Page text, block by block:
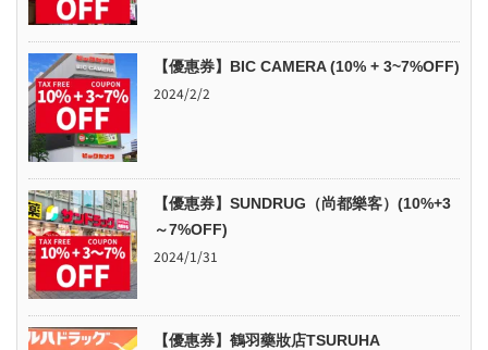
【優惠券】BIC CAMERA (10% + 3~7%OFF)
2024/2/2
【優惠券】SUNDRUG（尚都樂客）(10%+3
～7%OFF)
2024/1/31
【優惠券】鶴羽藥妝店TSURUHA